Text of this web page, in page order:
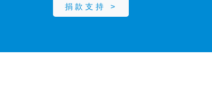
捐款支持 >